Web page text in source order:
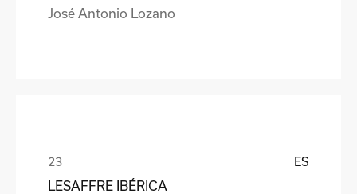
José Antonio Lozano
ES
LESAFFRE IBÉRICA